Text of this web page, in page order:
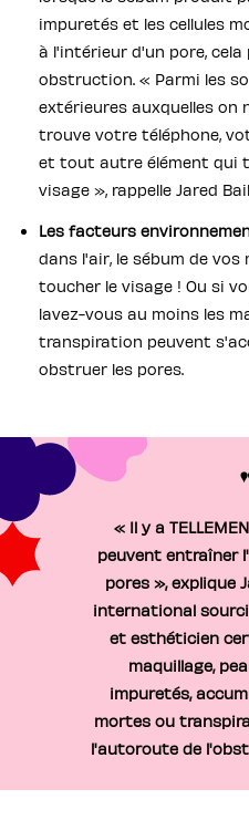
impuretés et les cellules
à l'intérieur d'un pore,
obstruction. « Parmi les
extérieures auxquelles on
trouve votre téléphone,
et tout autre élément qui
visage », rappelle Jared
Les facteurs
dans l'air, le sébum de
toucher le visage ! Ou si
lavez-vous au moins les
transpiration peuvent
obstruer les pores.
« Il y a
peuvent entraîner
pores », explique
international
et esthéticien
maquillage,
impuretés,
mortes ou
l'autoroute de